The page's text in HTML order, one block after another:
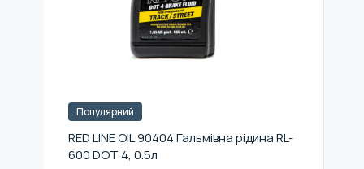
Популярний
RED LINE OIL 90404 Гальмівна рідина RL-
600 DOT 4, 0.5л